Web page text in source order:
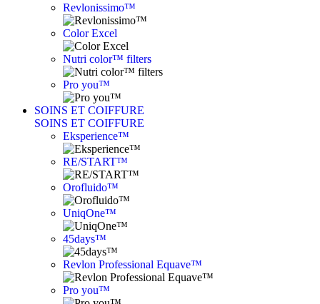
Revlonissimo™
Color Excel
Nutri color™ filters
Pro you™
SOINS ET COIFFURE
SOINS ET COIFFURE
Eksperience™
RE/START™
Orofluido™
UniqOne™
45days™
Revlon Professional Equave™
Pro you™